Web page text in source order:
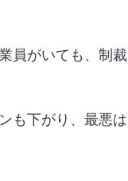
員がいても、制裁
も下がり、最悪は